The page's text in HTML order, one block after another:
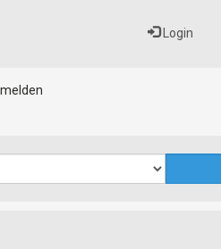
Login